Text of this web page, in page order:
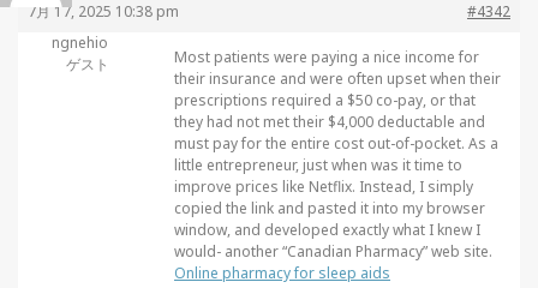
7月 17, 2025 10:38 pm
#4342
ngnehio
ゲスト
Most patients were paying a nice income for
their insurance and were often upset when their
prescriptions required a $50 co-pay, or that
they had not met their $4,000 deductable and
must pay for the entire cost out-of-pocket. As a
little entrepreneur, just when was it time to
improve prices like Netflix. Instead, I simply
copied the link and pasted it into my browser
window, and developed exactly what I knew I
would- another “Canadian Pharmacy” web site.
Online pharmacy for sleep aids